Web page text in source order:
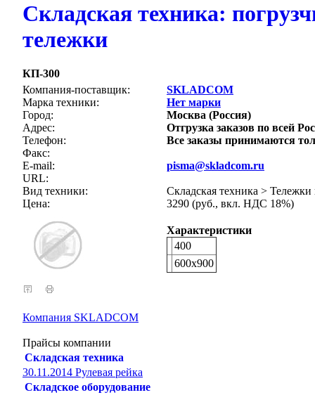
Складская техника:
тележки
КП-300
Компания-поставщик:
SKLADCOM
Марка техники:
Нет марки
Город:
Москва (Россия)
Адрес:
Отгрузка заказов по всей
Телефон:
Все заказы принимаются
Факс:
E-mail:
pisma@skladcom.ru
URL:
Вид техники:
Складская техника >
Цена:
3290 (руб., вкл. НДС 18%)
Характеристики
400
600х900
Компания SKLADCOM
Прайсы компании
Складская техника
30.11.2014 Рулевая рейка
Складское оборудование